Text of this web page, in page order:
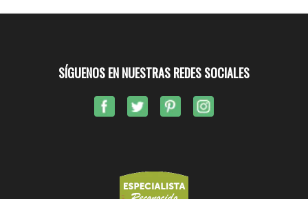
SÍGUENOS EN NUESTRAS REDES SOCIALES